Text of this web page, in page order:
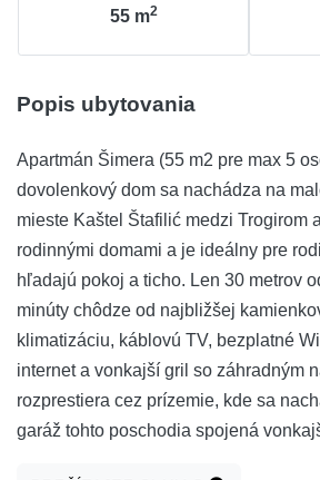
55 m2
Popis ubytovania
Apartmán Šimera (55 m2 pre max 5
dovolenkový dom sa nachádza na
mieste Kaštel Štafilić medzi Trogirom
rodinnými domami a je ideálny pre
hľadajú pokoj a ticho. Len 30 metrov
minúty chôdze od najbližšej
klimatizáciu, káblovú TV, bezplatné
internet a vonkajší gril so záhradným
rozprestiera cez prízemie, kde sa
garáž tohto poschodia spojená